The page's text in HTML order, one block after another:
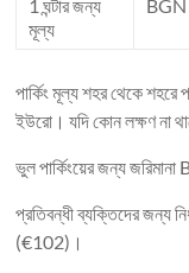
1 ঘন্টার জন্য
মূল্য
পার্কিং মূল্য শহর থেকে শহরে
ইউরো। যদি কোন লক্ষণ না
ভুল পার্কিংয়ের জন্য
প্রতিবন্ধী ব্যক্তিদের জন্য
(€102)।